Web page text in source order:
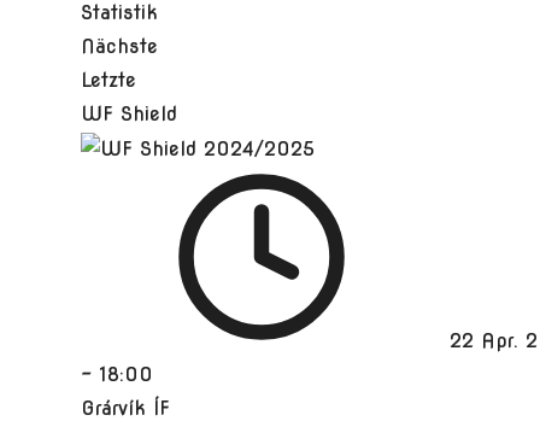
Statistik
Nächste
Letzte
WF Shield
22 Apr.
- 18:00
Grárvík ÍF